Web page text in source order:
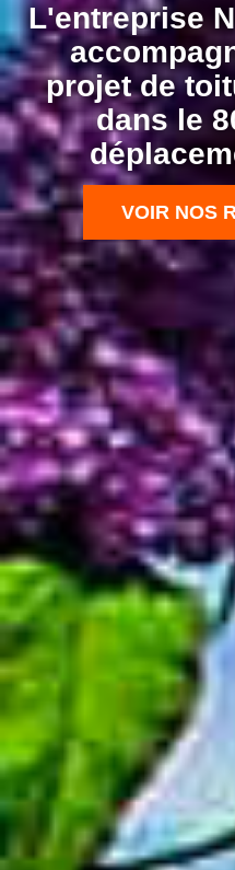
L'entreprise
projet de
dans le
VOIR NOS